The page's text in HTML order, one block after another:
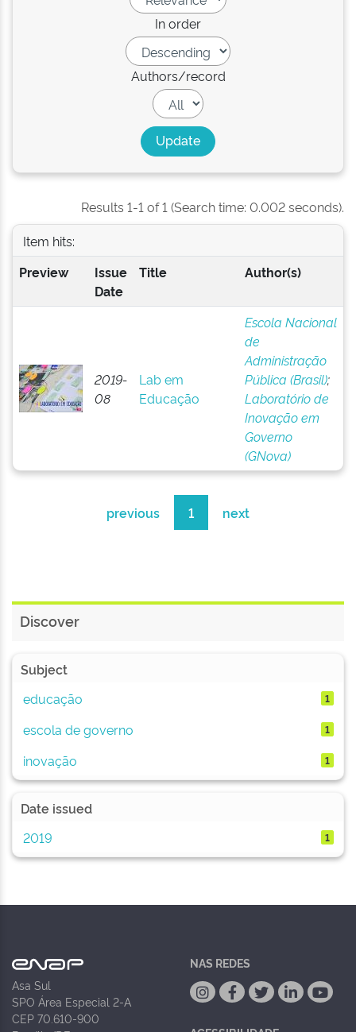
In order
Authors/record
Results 1-1 of 1 (Search time: 0.002 seconds).
Item hits:
Preview
Issue
Date
Title Author(s)
2019-
08
Lab em
Educação
Escola Nacional
de
Administração
Pública (Brasil);
Laboratório de
Inovação em
Governo
(GNova)
previous 1 next
Discover
Subject
educação
1
escola de governo 1
inovação 1
Date issued
2019
1
Asa Sul
SPO Área Especial 2-A
CEP 70.610-900
NAS REDES